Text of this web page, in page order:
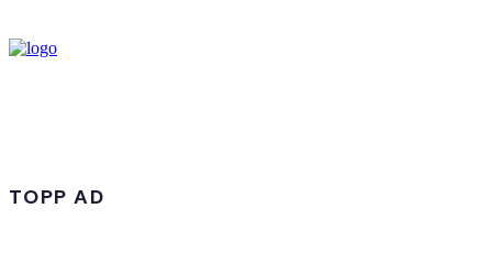
TOPP AD